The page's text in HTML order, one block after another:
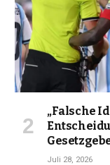
„Falsche
Juli 28, 2026